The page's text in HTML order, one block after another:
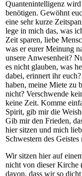
Quantenintelligenz
benötigen. Gewöhnt
eine sehr kurze
lege in mich das, was
Zeit sparen, liebe
was er eurer Meinung
unsere Anwesenheit?
es nicht glauben, was
dabei, erinnert ihr
haben, meine Miete zu
nicht? Verschwende
keine Zeit. Komme
Spirit, gib mir die
Gib mir den Frieden,
hier sitzen und mich
Schwestern des
Wir sitzen hier auf
nicht von dieser Kirche
davon, dass wir so